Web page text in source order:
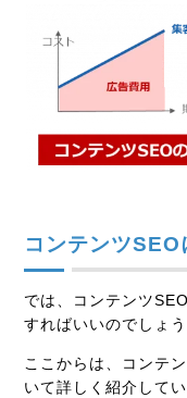
コンテンツ
では、コンテンツ
すればいいのでしょう
ここからは、コンテ
いて詳しく紹介してい